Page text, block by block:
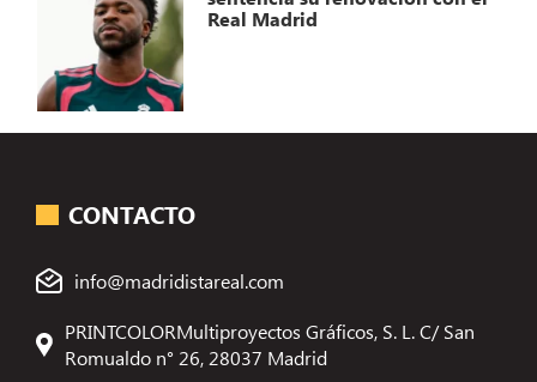
Real Madrid
CONTACTO
info@madridistareal.com
PRINTCOLORMultiproyectos Gráficos, S. L. C/ San
Romualdo n° 26, 28037 Madrid